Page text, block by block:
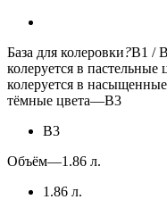
База для колеровки?B1 /
колеруется в
колеруется в
тёмные цвета—B3
B3
Объём—1.86 л.
1.86 л.